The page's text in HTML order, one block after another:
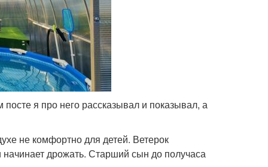
я про него рассказывал и показывал, а
не комфортно для детей. Ветерок
дрожать. Старший сын до получаса